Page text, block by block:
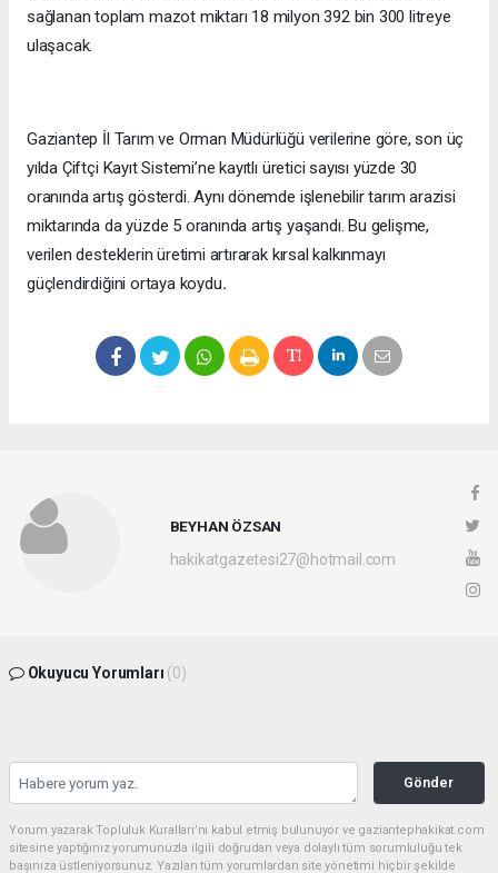
sağlanan toplam mazot miktarı 18 milyon 392 bin 300 litreye
ulaşacak.
Gaziantep İl Tarım ve Orman Müdürlüğü verilerine göre, son üç
yılda Çiftçi Kayıt Sistemi’ne kayıtlı üretici sayısı yüzde 30
oranında artış gösterdi. Aynı dönemde işlenebilir tarım arazisi
miktarında da yüzde 5 oranında artış yaşandı. Bu gelişme,
verilen desteklerin üretimi artırarak kırsal kalkınmayı
güçlendirdiğini ortaya koydu.
BEYHAN ÖZSAN
hakikatgazetesi27@hotmail.com
Okuyucu Yorumları (0)
Gönder
Yorum yazarak Topluluk Kuralları’nı kabul etmiş bulunuyor ve gaziantephakikat.com
sitesine yaptığınız yorumunuzla ilgili doğrudan veya dolaylı tüm sorumluluğu tek
başınıza üstleniyorsunuz. Yazılan tüm yorumlardan site yönetimi hiçbir şekilde